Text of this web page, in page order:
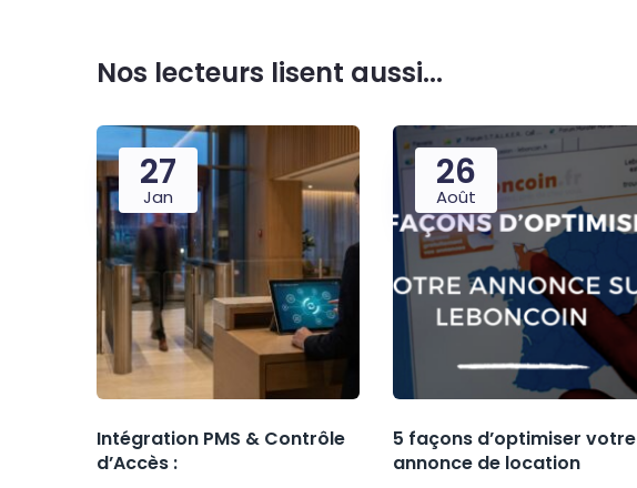
Nos lecteurs lisent aussi...
27
Jan
Intégration PMS & Contrôle
d’Accès :
26
Août
5 façons d’optimiser votre
annonce de location